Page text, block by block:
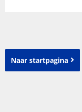
Naar startpagina